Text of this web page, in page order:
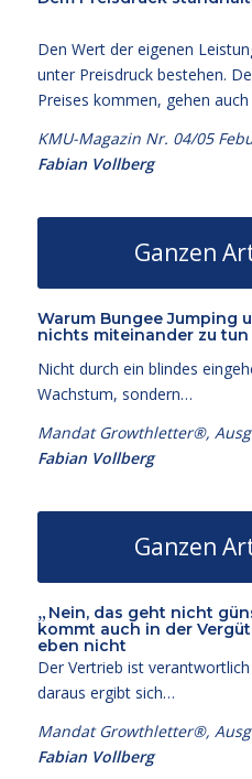
Den Wert der eigenen
unter Preisdruck bestehen.
Preises kommen, gehen
KMU-Magazin Nr. 04/05
Fabian Vollberg
Ganzen
Warum Bungee Jumping
nichts miteinander zu tun
Nicht durch ein blindes
Wachstum, sondern…
Mandat Growthletter®,
Fabian Vollberg
Ganzen
„ Nein, das geht nicht
kommt auch in der
eben nicht
Der Vertrieb ist
daraus ergibt sich…
Mandat Growthletter®,
Fabian Vollberg